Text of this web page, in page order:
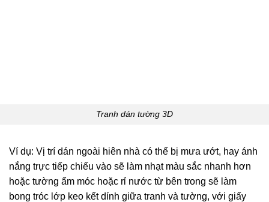
Tranh dán tường 3D
Ví dụ: Vị trí dán ngoài hiên nhà có thể bị mưa ướt, hay ánh
nắng trực tiếp chiếu vào sẽ làm nhạt màu sắc nhanh hơn
hoặc tường ẩm móc hoặc rỉ nước từ bên trong sẽ làm
bong tróc lớp keo kết dính giữa tranh và tường, với giấy